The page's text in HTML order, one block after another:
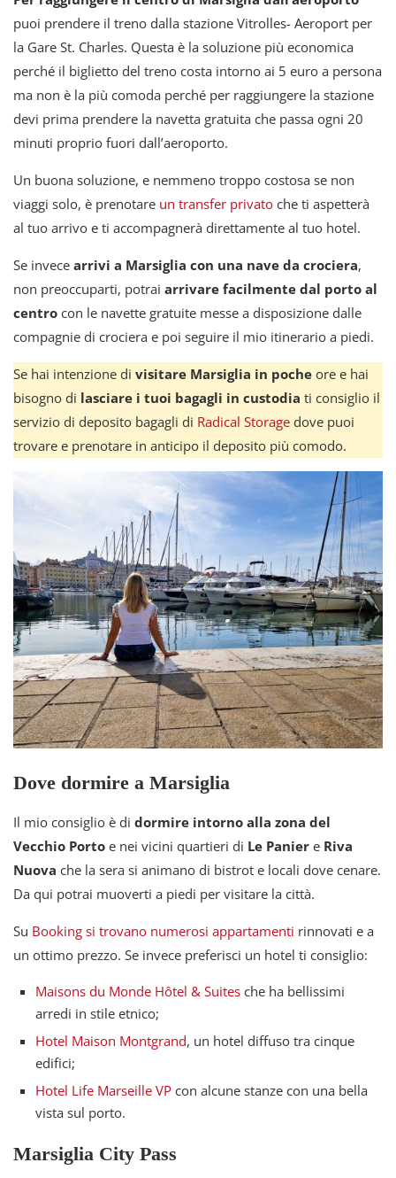
puoi prendere il treno dalla stazione Vitrolles- Aeroport per
la Gare St. Charles. Questa è la soluzione più economica
perché il biglietto del treno costa intorno ai 5 euro a persona
ma non è la più comoda perché per raggiungere la stazione
devi prima prendere la navetta gratuita che passa ogni 20
minuti proprio fuori dall’aeroporto.
Un buona soluzione, e nemmeno troppo costosa se non
viaggi solo, è prenotare un transfer privato che ti aspetterà
al tuo arrivo e ti accompagnerà direttamente al tuo hotel.
Se invece arrivi a Marsiglia con una nave da crociera,
non preoccuparti, potrai arrivare facilmente dal porto al
centro con le navette gratuite messe a disposizione dalle
compagnie di crociera e poi seguire il mio itinerario a piedi.
Se hai intenzione di visitare Marsiglia in poche ore e hai
bisogno di lasciare i tuoi bagagli in custodia ti consiglio il
servizio di deposito bagagli di Radical Storage dove puoi
trovare e prenotare in anticipo il deposito più comodo.
Dove dormire a Marsiglia
Il mio consiglio è di dormire intorno alla zona del
Vecchio Porto e nei vicini quartieri di Le Panier e Riva
Nuova che la sera si animano di bistrot e locali dove cenare.
Da qui potrai muoverti a piedi per visitare la città.
Su Booking si trovano numerosi appartamenti rinnovati e a
un ottimo prezzo. Se invece preferisci un hotel ti consiglio:
Maisons du Monde Hôtel & Suites che ha bellissimi
arredi in stile etnico;
Hotel Maison Montgrand, un hotel diffuso tra cinque
edifici;
Hotel Life Marseille VP con alcune stanze con una bella
vista sul porto.
Marsiglia City Pass